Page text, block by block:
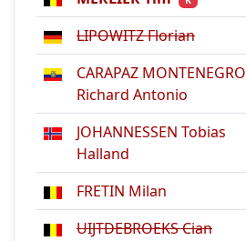
LIPOWITZ Florian
CARAPAZ MONTENEGRO
Richard Antonio
JOHANNESSEN Tobias
Halland
FRETIN Milan
UIJTDEBROEKS Cian